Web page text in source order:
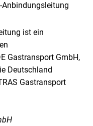
Anbindungsleitung
ist ein
Gastransport GmbH,
Deutschland
Gastransport